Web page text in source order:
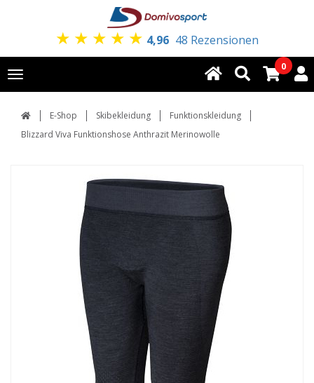
★ ★ ★ ★ ★ 4,96 48 Rezensionen
Toggle
navigation
0
E-Shop Skibekleidung
Funktionskleidung
Blizzard Viva Funktionshose Anthrazit Merinowolle